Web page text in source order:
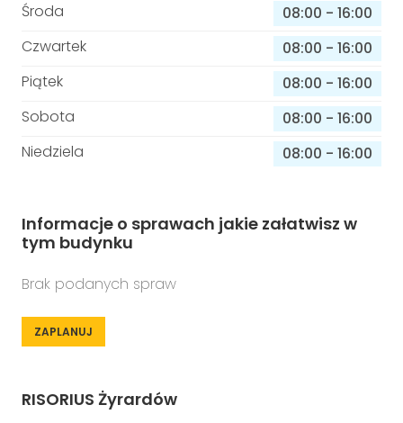
Środa
08:00 - 16:00
Czwartek
08:00 - 16:00
Piątek
08:00 - 16:00
Sobota
08:00 - 16:00
Niedziela
08:00 - 16:00
Informacje o sprawach jakie załatwisz w
tym budynku
Brak podanych spraw
ZAPLANUJ
RISORIUS Żyrardów